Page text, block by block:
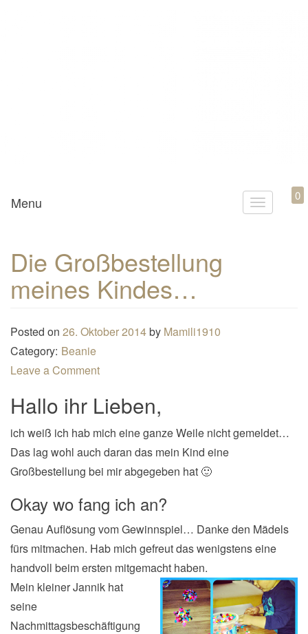
Mamili1910
T
t
Menu 0
Die Großbestellung
meines Kindes…
Posted on 26. Oktober 2014by Mamili1910
Category: Beanie
Leave a Comment
Hallo ihr Lieben,
ich weiß ich hab mich eine ganze Weile nicht gemeldet…
Das lag wohl auch daran das mein Kind eine
Großbestellung bei mir abgegeben hat 🙂
Okay wo fang ich an?
Genau Auflösung vom Gewinnspiel… Danke den Mädels
fürs mitmachen. Hab mich gefreut das wenigstens eine
handvoll beim ersten mitgemacht haben.
Mein kleiner Jannik hat
seine
Nachmittagsbeschäftigung